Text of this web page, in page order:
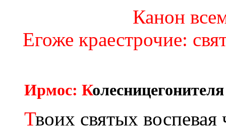
Канон
Егоже краестрочие:
Ирмос: К
Твоих святых